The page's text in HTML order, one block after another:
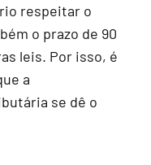
respeitar o
o prazo de 90
leis. Por isso, é
a
se dê o